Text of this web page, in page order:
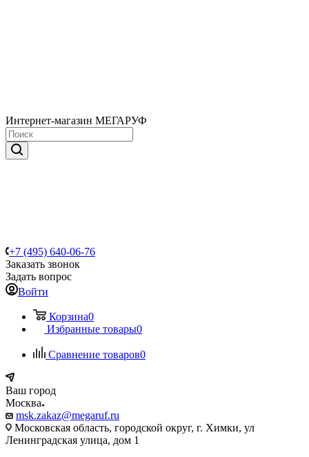
Интернет-магазин МЕГАРУФ
+7 (495) 640-06-76
Заказать звонок
Задать вопрос
Войти
Корзина0
Избранные товары0
Сравнение товаров0
Ваш город
Москва
msk.zakaz@megaruf.ru
Московская область, городской округ, г. Химки, ул
Ленинградская улица, дом 1